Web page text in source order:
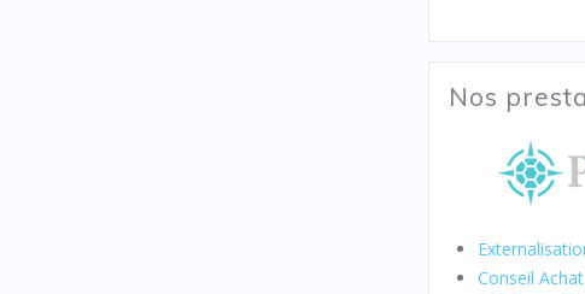
Nos
Conseil Achat